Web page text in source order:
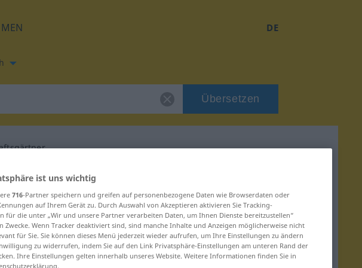
DE
Übersetzen
für "Landschaftsgärtner"
Übersetzung
ist uns wichtig
716-Partner speichern und greifen auf personenbezogene Daten wie Browserdaten oder
auf Ihrem Gerät zu. Durch Auswahl von Akzeptieren aktivieren Sie Tracking-
für die unter „Wir und unsere Partner verarbeiten Daten, um Ihnen Dienste bereitzustellen“
Zwecke. Wenn Tracker deaktiviert sind, sind manche Inhalte und Anzeigen möglicherweise nicht
für Sie. Sie können dieses Menü jederzeit wieder aufrufen, um Ihre Einstellungen zu ändern
zu widerrufen, indem Sie auf den Link Privatsphäre-Einstellungen am unteren Rand der
Ihre Einstellungen gelten innerhalb unseres Website. Weitere Informationen finden Sie in